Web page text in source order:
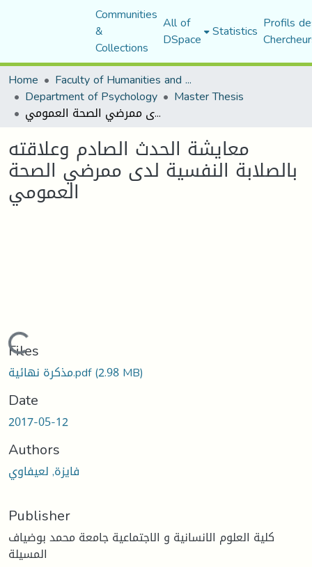
Communities
&
Collections
All of
DSpace Statistics Profils
Home
Faculty of Humanities and Social Sciences
Department of Psychology Master Thesis
معايشة الحدث الصادم وعلاقته بالصلابة النفسية لدى ممرضي الصحة العمومي
معايشة الحدث الصادم وعلاقته
بالصلابة النفسية لدى ممرضي الصحة
العمومي
Loading...
Files
مذكرة نهائية.pdf(2.98 MB)
Date
2017-05-12
Authors
فايزة, لعيفاوي
Publisher
كلية العلوم الانسانية و الاجتماعية جامعة محمد بوضياف
المسيلة